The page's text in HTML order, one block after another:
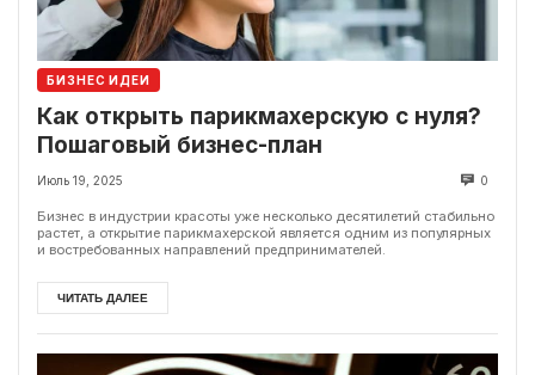
БИЗНЕС ИДЕИ
Как открыть парикмахерскую с нуля?
Пошаговый бизнес-план
Июль 19, 2025 0
Бизнес в индустрии красоты уже несколько десятилетий стабильно
растет, а открытие парикмахерской является одним из популярных
и востребованных направлений предпринимателей.
ЧИТАТЬ ДАЛЕЕ